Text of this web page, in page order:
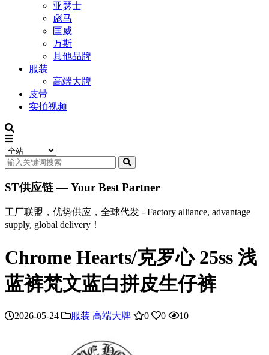
亚瑟士
彪马
匡威
万斯
其他品牌
服装
高端大牌
皮带
实拍视频
ST供应链 — Your Best Partner
工厂联盟，优势供应，全球代发 - Factory alliance, advantage
supply, global delivery！
Chrome Hearts/克罗心 25ss 浅
蓝裤梵文蓝白拼皮生仔裤
2026-05-24 服装 高端大牌 0 0 10